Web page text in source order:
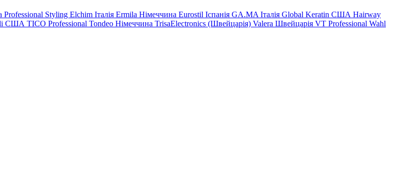
Professional Styling Elchim Італія Ermila Німеччина Eurostil Іспанія GA.MA Італія Global Keratin США Hairway
США TICO Professional Tondeo Німеччина TrisaElectronics (Швейцарія) Valera Швейцарія VT Professional Wahl